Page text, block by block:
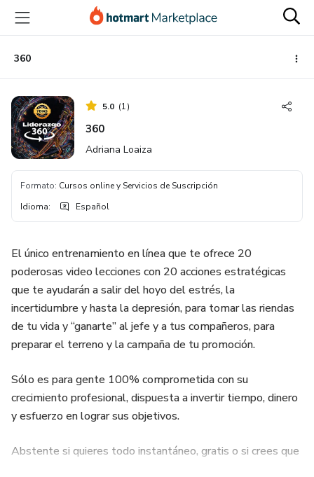
principal
página
de
página
360
5.0 (1)
360
Adriana Loaiza
Formato: Cursos online y Servicios de Suscripción
Idioma: Español
El único entrenamiento en línea que te ofrece 20
poderosas video lecciones con 20 acciones estratégicas
que te ayudarán a salir del hoyo del estrés, la
incertidumbre y hasta la depresión, para tomar las riendas
de tu vida y “ganarte” al jefe y a tus compañeros, para
preparar el terreno y la campaña de tu promoción.
Sólo es para gente 100% comprometida con su
crecimiento profesional, dispuesta a invertir tiempo, dinero
y esfuerzo en lograr sus objetivos.
Abstente si quieres todo instantáneo, gratis o si crees que